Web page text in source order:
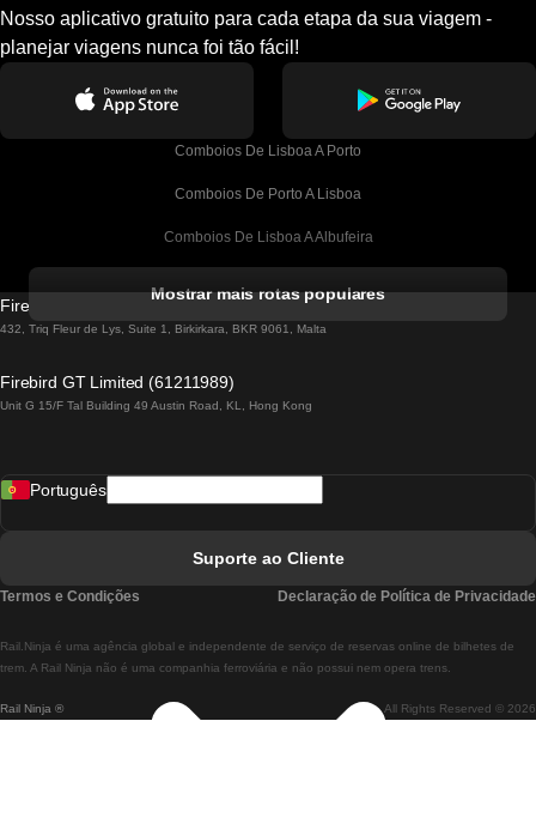
Nosso aplicativo gratuito para cada etapa da sua viagem -
planejar viagens nunca foi tão fácil!
Comboios De Lisboa A Porto
Comboios De Porto A Lisboa
Comboios De Lisboa A Albufeira
Comboios De Lisboa A Lagos
Comboios De Lisboa A Madrid
Comboios De Lisboa A Braga
Comboios De Braga A Lisboa
Mostrar mais rotas populares
Firebird GT Limited (OC 1451)
432, Triq Fleur de Lys, Suite 1, Birkirkara, BKR 9061, Malta
Firebird GT Limited (61211989)
Unit G 15/F Tal Building 49 Austin Road, KL, Hong Kong
Rail Ninja ® All Rights Reserved © 2026
Rail.Ninja é uma agência global e independente de serviço de reservas online de bilhetes de
trem. A Rail Ninja não é uma companhia ferroviária e não possui nem opera trens.
Português
Suporte ao Cliente
Termos e Condições Declaração de Política de Privacidade